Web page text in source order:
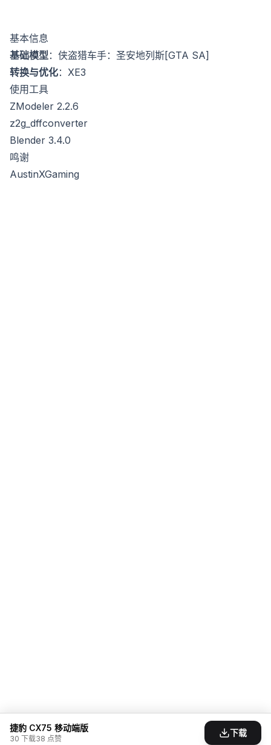
基本信息
基础模型 ：侠盗猎车手：圣安地列斯[GTA SA]
转换与优化：XE3
使用工具
ZModeler 2.2.6
z2g_dffconverter
Blender 3.4.0
鸣谢
AustinXGaming
捷豹 CX75 移动端版
30 下载38 点赞
下载